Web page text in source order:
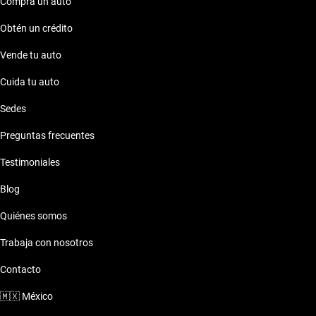
Obtén un crédito
Vende tu auto
Cuida tu auto
Sedes
Preguntas frecuentes
Testimoniales
Blog
Quiénes somos
Trabaja con nosotros
Contacto
🇲🇽 México